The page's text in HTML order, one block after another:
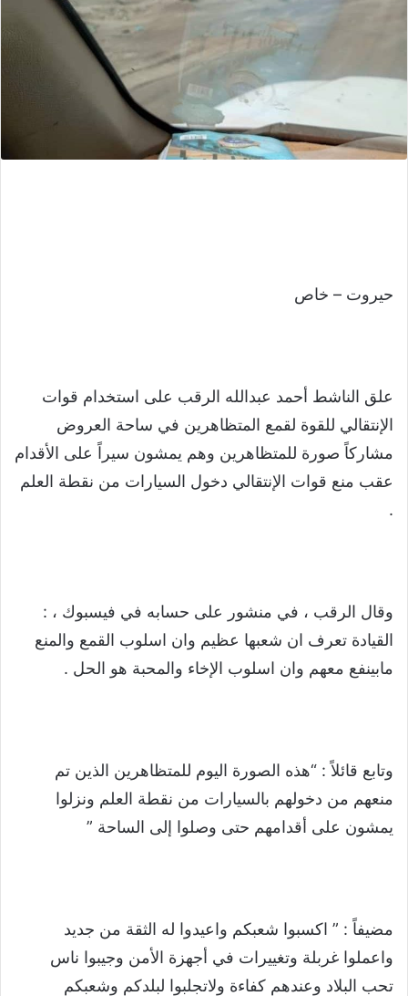
حيروت – خاص
علق الناشط أحمد عبدالله الرقب على استخدام قوات
الإنتقالي للقوة لقمع المتظاهرين في ساحة العروض
مشاركاً صورة للمتظاهرين وهم يمشون سيراً على الأقدام
عقب منع قوات الإنتقالي دخول السيارات من نقطة العلم
.
وقال الرقب ، في منشور على حسابه في فيسبوك ، :
القيادة تعرف ان شعبها عظيم وان اسلوب القمع والمنع
مابينفع معهم وان اسلوب الإخاء والمحبة هو الحل .
وتابع قائلاً : “هذه الصورة اليوم للمتظاهرين الذين تم
منعهم من دخولهم بالسيارات من نقطة العلم ونزلوا
يمشون على أقدامهم حتى وصلوا إلى الساحة ”
مضيفاً : ” اكسبوا شعبكم واعيدوا له الثقة من جديد
واعملوا غربلة وتغييرات في أجهزة الأمن وجيبوا ناس
تحب البلاد وعندهم كفاءة ولاتجلبوا لبلدكم وشعبكم